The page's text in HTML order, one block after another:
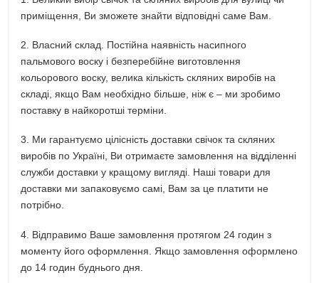
приміщення, Ви зможете знайти відповідні саме Вам.
2. Власний склад. Постійна наявність насипного
пальмового воску і безперебійне виготовлення
кольорового воску, велика кількість скляних виробів на
складі, якщо Вам необхідно більше, ніж є – ми зробимо
поставку в найкоротші терміни.
3. Ми гарантуємо цілісність доставки свічок та скляних
виробів по Україні, Ви отримаєте замовлення на відділенні
служби доставки у кращому вигляді. Наші товари для
доставки ми запаковуємо самі, Вам за це платити не
потрібно.
4. Відправимо Ваше замовлення протягом 24 годин з
моменту його оформлення. Якщо замовлення оформлено
до 14 годин буднього дня.